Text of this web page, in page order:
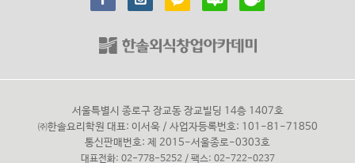
서울특별시 종로구 장교동 장교빌딩 14층 1407호
㈜한솔요리학원 대표: 이서욱 / 사업자등록번호: 101-81-71850
통신판매번호: 제 2015-서울종로-0303호
대표전화: 02-778-5252 / 팩스: 02-722-0237